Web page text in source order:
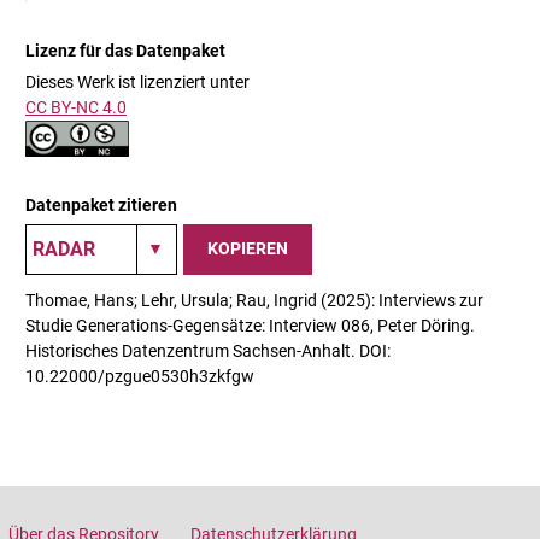
Lizenz für das Datenpaket
Dieses Werk ist lizenziert unter
CC BY-NC 4.0
Datenpaket zitieren
KOPIEREN
Thomae, Hans; Lehr, Ursula; Rau, Ingrid (2025): Interviews zur
Studie Generations-Gegensätze: Interview 086, Peter Döring.
Historisches Datenzentrum Sachsen-Anhalt. DOI:
10.22000/pzgue0530h3zkfgw
Über das Repository Datenschutzerklärung